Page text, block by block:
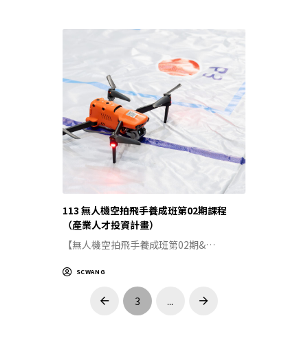
113 無人機空拍飛手養成班第02期課程
（產業人才投資計畫）
【無人機空拍飛手養成班第02期&…
SCWANG
Prev 3 ... Next